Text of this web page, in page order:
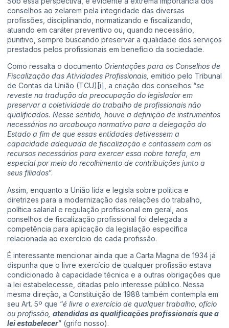
conselhos ao zelarem pela integridade das diversas
profissões, disciplinando, normatizando e fiscalizando,
atuando em caráter preventivo ou, quando necessário,
punitivo, sempre buscando preservar a qualidade dos serviços
prestados pelos profissionais em benefício da sociedade.
Como ressalta o documento Orientações para os Conselhos de
Fiscalização das Atividades Profissionais, emitido pelo Tribunal
de Contas da União (TCU) [i] , a criação dos conselhos “se
reveste na tradução da preocupação do legislador em
preservar a coletividade do trabalho de profissionais não
qualificados. Nesse sentido, houve a definição de instrumentos
necessários no arcabouço normativo para a delegação do
Estado a fim de que essas entidades detivessem a
capacidade adequada de fiscalização e contassem com os
recursos necessários para exercer essa nobre tarefa, em
especial por meio do recolhimento de contribuições junto a
seus filiados”.
Assim, enquanto a União lida e legisla sobre política e
diretrizes para a modernização das relações do trabalho,
política salarial e regulação profissional em geral, aos
conselhos de fiscalização profissional foi delegada a
competência para aplicação da legislação específica
relacionada ao exercício de cada profissão.
É interessante mencionar ainda que a Carta Magna de 1934 já
dispunha que o livre exercício de qualquer profissão estava
condicionado à capacidade técnica e a outras obrigações que
a lei estabelecesse, ditadas pelo interesse público. Nessa
mesma direção, a Constituição de 1988 também contempla em
seu Art. 5º que “é livre o exercício de qualquer trabalho, ofício
ou profissão, atendidas as qualificações profissionais que a
lei estabelecer” (grifo nosso).